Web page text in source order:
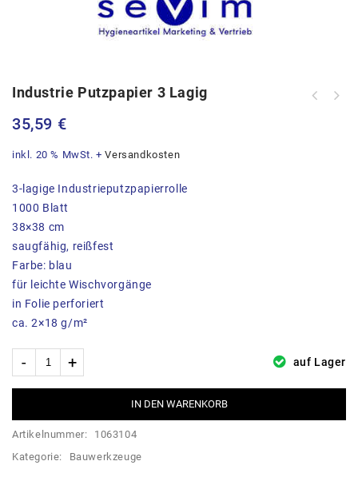
Industrie Putzpapier 3 Lagig
35,59 €
inkl. 20 % MwSt. +Versandkosten
3-lagige Industrieputzpapierrolle
1000 Blatt
38×38 cm
saugfähig, reißfest
Farbe: blau
für leichte Wischvorgänge
in Folie perforiert
ca. 2×18 g/m²
auf Lager
IN DEN WARENKORB
Artikelnummer:
1063104
Kategorie:
Bauwerkzeuge